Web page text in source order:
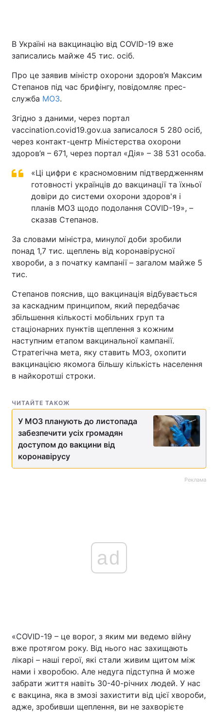
В Україні на вакцинацію від COVID-19 вже
записались майже 45 тис. осіб.
Про це заявив міністр охорони здоров’я Максим
Степанов під час брифінгу, повідомляє прес-
служба МОЗ.
Згідно з даними, через портал
vaccination.covid19.gov.ua записалося 5 280 осіб,
через контакт-центр Міністерства охорони
здоров’я – 671, через портал «Дія» – 38 531 особа.
«Ці цифри є красномовним підтвердженням
готовності українців до вакцинації та їхньої
довіри до системи охорони здоров'я і
планів МОЗ щодо подолання COVID-19», –
сказав Степанов.
За словами міністра, минулої доби зробили
понад 1,7 тис. щеплень від коронавірусної
хвороби, а з початку кампанії – загалом майже 5
тис.
Степанов пояснив, що вакцинація відбувається
за каскадним принципом, який передбачає
збільшення кількості мобільних груп та
стаціонарних пунктів щеплення з кожним
наступним етапом вакцинальної кампанії.
Стратегічна мета, яку ставить МОЗ, охопити
вакцинацією якомога більшу кількість населення
в найкоротші строки.
ЧИТАЙТЕ ТАКОЖ
У МОЗ планують до листопада
забезпечити усіх громадян
доступом до вакцини від
коронавірусу
Реклама
ad
«COVID-19 – це ворог, з яким ми ведемо війну
вже протягом року. Від нього нас захищають
лікарі – наші герої, які стали живим щитом між
нами і хворобою. Але недуга підступна й може
забрати життя навіть 30-40-річних людей. У нас
є вакцина, яка в змозі захистити від цієї хвороби,
адже, зробивши щеплення, ви не захворієте